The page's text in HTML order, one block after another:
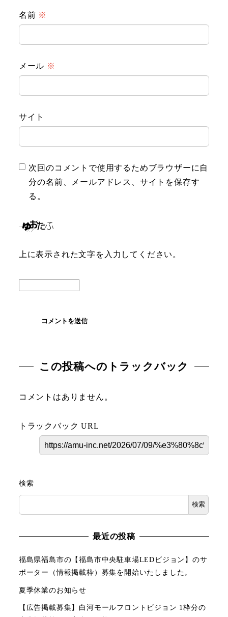
名前 ※
メール ※
サイト
次回のコメントで使用するためブラウザーに自
分の名前、メールアドレス、サイトを保存す
る。
上に表示された文字を入力してください。
この投稿へのトラックバック
コメントはありません。
トラックバック URL
検索
検索
最近の投稿
福島県福島市の【福島市中央駐車場LEDビジョン】のサ
ポーター（情報掲載枠）募集を開始いたしました。
夏季休業のお知らせ
【広告掲載募集】白河モールフロントビジョン 1枠分の